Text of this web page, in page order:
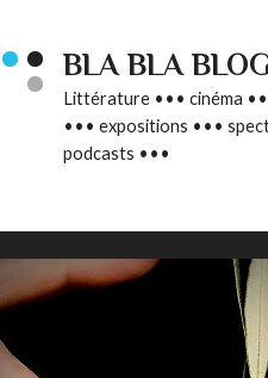
BLA BLA
Littérature ••• cinéma
••• expositions •••
podcasts •••